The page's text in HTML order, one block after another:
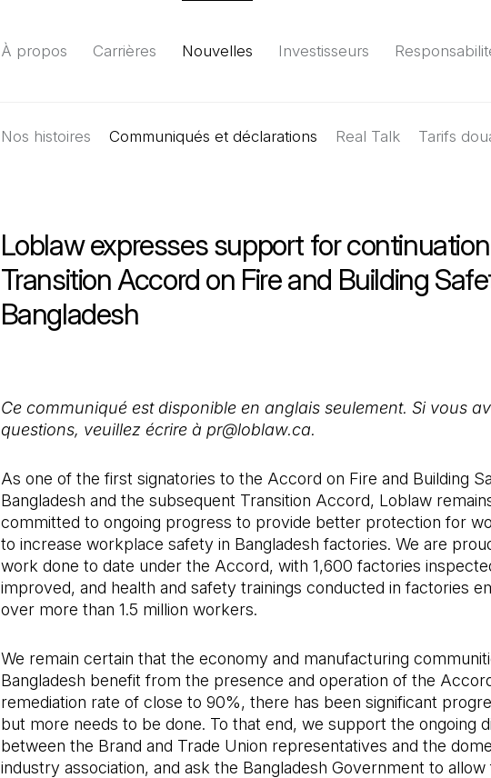
À propos Carrières
(Il
Nouvelles Investisseurs
Environnement Société Gouvernance
Nos histoires Communiqués et déclarations Real Talk Tarifs
Loblaw expresses support for
Transition Accord on Fire and Building
Bangladesh
Ce communiqué est disponible en anglais seulement. Si vous
questions, veuillez écrire à pr@loblaw.ca.
As one of the first signatories to the Accord on Fire and Building
Bangladesh and the subsequent Transition Accord, Loblaw
committed to ongoing progress to provide better protection for
to increase workplace safety in Bangladesh factories. We are
work done to date under the Accord, with 1,600 factories
improved, and health and safety trainings conducted in factories
over more than 1.5 million workers.
We remain certain that the economy and manufacturing
Bangladesh benefit from the presence and operation of the
remediation rate of close to 90%, there has been significant
but more needs to be done. To that end, we support the ongoing
between the Brand and Trade Union representatives and the
industry association, and ask the Bangladesh Government to